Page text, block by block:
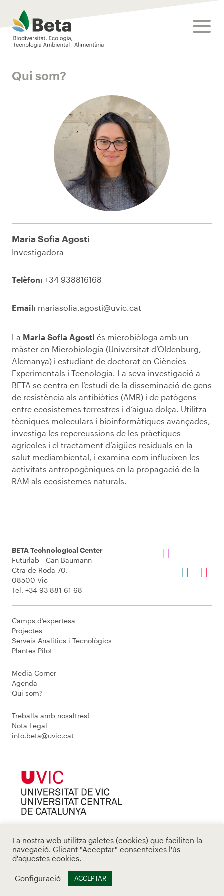
Beta Tech Center
Qui som?
Maria Sofia Agosti
Investigadora
Telèfon: +34 938816168
Email: mariasofia.agosti@uvic.cat
La Maria Sofia Agosti és microbiòloga amb un
màster en Microbiologia (Universitat d’Oldenburg,
Alemanya) i estudiant de doctorat en Ciències
Experimentals i Tecnologia. La seva investigació a
BETA se centra en l’estudi de la disseminació de gens
de resistència als antibiòtics (AMR) i de patògens
entre ecosistemes terrestres i d’aigua dolça. Utilitza
tècniques moleculars i bioinformàtiques avançades,
investiga les repercussions de les pràctiques
agrícoles i el tractament d’aigües residuals en la
salut mediambiental, i examina com influeixen les
activitats antropogèniques en la propagació de la
RAM als ecosistemes naturals.
BETA Technological Center
Futurlab - Can Baumann
Ctra de Roda 70.
08500 Vic
Tel. +34 93 881 61 68
Camps d’expertesa
Projectes
Serveis Analítics i Tecnològics
Plantes Pilot
Media Corner
Agenda
Qui som?
Treballa amb nosaltres!
Nota Legal
info.beta@uvic.cat
La nostra web utilitza galetes (cookies) que faciliten la
navegació. Clicant "Acceptar" consenteixes l'ús
d'aquestes cookies.
Configuració ACCEPTAR